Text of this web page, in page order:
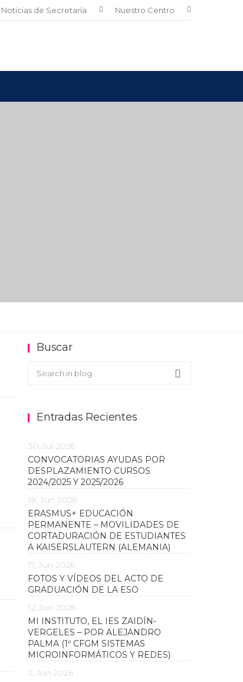
Noticias de Secretaría Nuestro Centro
Buscar
Buscar en el blog
Search
Entradas Recientes
30, Jul 2026
CONVOCATORIAS AYUDAS POR
DESPLAZAMIENTO CURSOS
2024/2025 Y 2025/2026
18, Jun 2026
ERASMUS+ EDUCACIÓN
PERMANENTE – MOVILIDADES DE
CORTADURACIÓN DE ESTUDIANTES
A KAISERSLAUTERN (ALEMANIA)
17, Jun 2026
FOTOS Y VÍDEOS DEL ACTO DE
GRADUACIÓN DE LA ESO
12, Jun 2026
MI INSTITUTO, EL IES ZAIDÍN-
VERGELES – POR ALEJANDRO
PALMA (1º CFGM SISTEMAS
MICROINFORMÁTICOS Y REDES)
2, Jun 2026